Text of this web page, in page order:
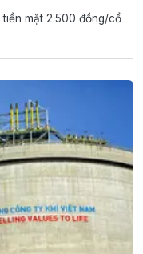
mặt 2.500 đồng/cổ